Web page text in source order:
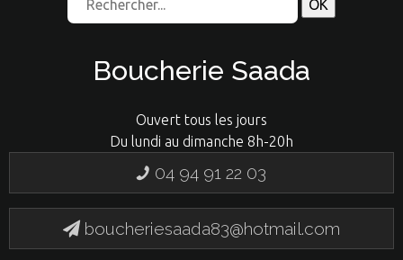
Boucherie Saada
Ouvert tous les jours
Du lundi au dimanche 8h-20h
04 94 91 22 03
boucheriesaada83@hotmail.com